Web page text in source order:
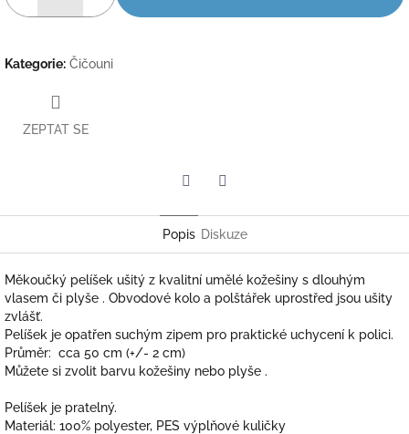
Kategorie: Čičouni
ZEPTAT SE
Popis Diskuze
Měkoučký pelíšek ušitý z kvalitní umělé kožešiny s dlouhým
vlasem či plyše . Obvodové kolo a polštářek uprostřed jsou ušity
zvlášť.
Pelíšek je opatřen suchým zipem pro praktické uchycení k polici.
Průměr: cca 50 cm (+/- 2 cm)
Můžete si zvolit barvu kožešiny nebo plyše .
Pelíšek je pratelný.
Materiál: 100% polyester, PES výplňové kuličky